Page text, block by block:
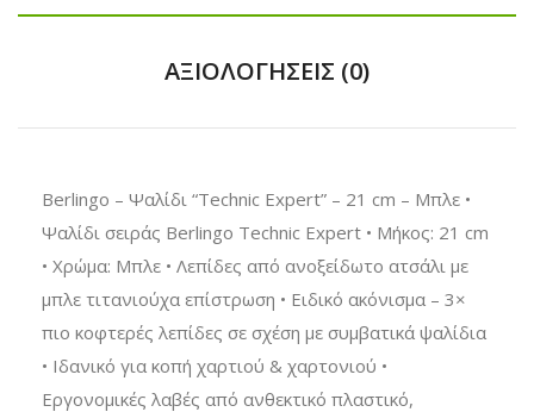
ΑΞΙΟΛΟΓΉΣΕΙΣ (0)
Berlingo – Ψαλίδι “Technic Expert” – 21 cm – Μπλε •
Ψαλίδι σειράς Berlingo Technic Expert • Μήκος: 21 cm
• Χρώμα: Μπλε • Λεπίδες από ανοξείδωτο ατσάλι με
μπλε τιτανιούχα επίστρωση • Ειδικό ακόνισμα – 3×
πιο κοφτερές λεπίδες σε σχέση με συμβατικά ψαλίδια
• Ιδανικό για κοπή χαρτιού & χαρτονιού •
Εργονομικές λαβές από ανθεκτικό πλαστικό,